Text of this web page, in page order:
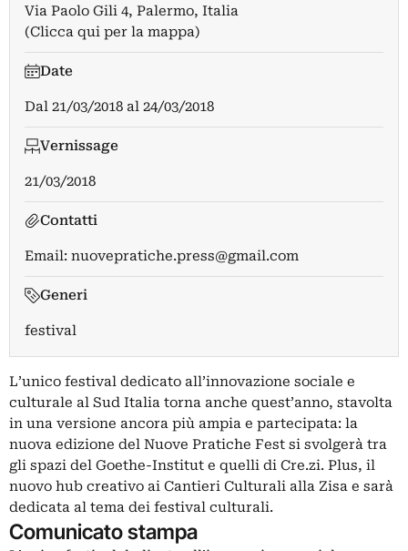
Via Paolo Gili 4, Palermo, Italia
(Clicca qui per la mappa)
Date
Dal 21/03/2018 al 24/03/2018
Vernissage
21/03/2018
Contatti
Email: nuovepratiche.press@gmail.com
Generi
festival
L’unico festival dedicato all’innovazione sociale e
culturale al Sud Italia torna anche quest’anno, stavolta
in una versione ancora più ampia e partecipata: la
nuova edizione del Nuove Pratiche Fest si svolgerà tra
gli spazi del Goethe-Institut e quelli di Cre.zi. Plus, il
nuovo hub creativo ai Cantieri Culturali alla Zisa e sarà
dedicata al tema dei festival culturali.
Comunicato stampa